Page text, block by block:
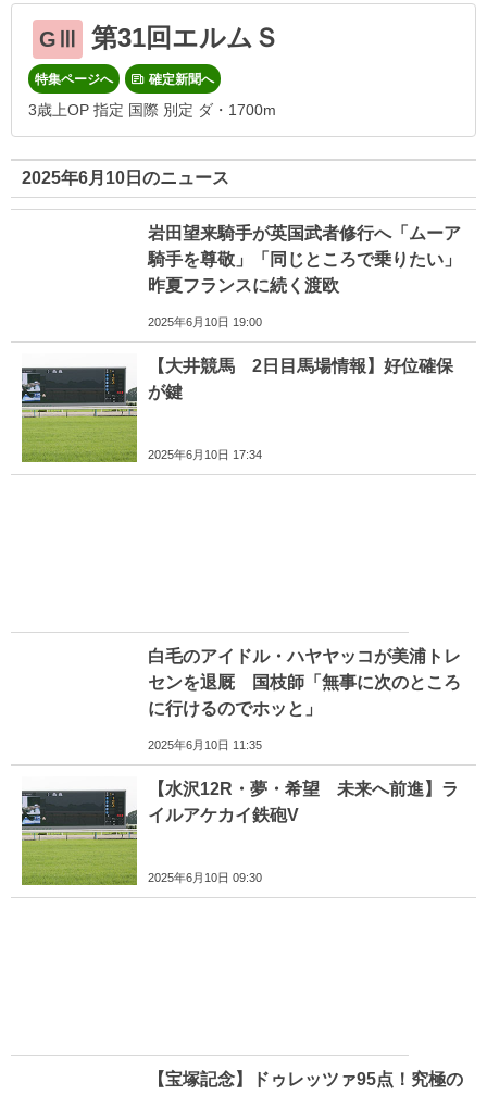
GⅢ 第31回エルムＳ
特集ページへ 確定新聞へ
3歳上OP 指定 国際 別定 ダ・1700m
2025年6月10日のニュース
岩田望来騎手が英国武者修行へ「ムーア
騎手を尊敬」「同じところで乗りたい」
昨夏フランスに続く渡欧
2025年6月10日 19:00
【大井競馬 2日目馬場情報】好位確保
が鍵
2025年6月10日 17:34
白毛のアイドル・ハヤヤッコが美浦トレ
センを退厩 国枝師「無事に次のところ
に行けるのでホッと」
2025年6月10日 11:35
【水沢12R・夢・希望 未来へ前進】ラ
イルアケカイ鉄砲V
2025年6月10日 09:30
【宝塚記念】ドゥレッツァ95点！究極の